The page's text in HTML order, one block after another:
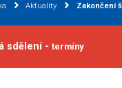
Aktuality Zakončení
sdělení - termíny